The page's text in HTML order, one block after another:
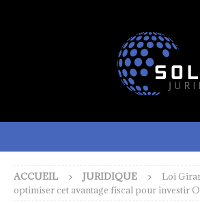
ACCUEIL JURIDIQUE
Loi
optimiser cet avantage fiscal pour investir